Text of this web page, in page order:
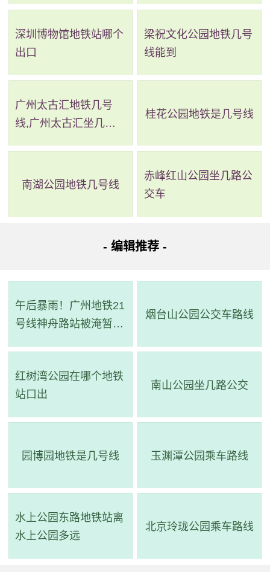
景色;秋天去园内可以品尝野果吃，在丰收的喜悦;冬天去园
内，能看到银装素裹的景象。
深圳博物馆地铁站哪个
出口
梁祝文化公园地铁几号
线能到
广州太古汇地铁几号
线,广州太古汇坐几号
桂花公园地铁是几号线
南湖公园地铁几号线
赤峰红山公园坐几路公
交车
- 编辑推荐 -
午后暴雨！广州地铁21
号线神舟路站被淹暂停
烟台山公园公交车路线
红树湾公园在哪个地铁
站口出
南山公园坐几路公交
园博园地铁是几号线 玉渊潭公园乘车路线
水上公园东路地铁站离
水上公园多远
北京玲珑公园乘车路线